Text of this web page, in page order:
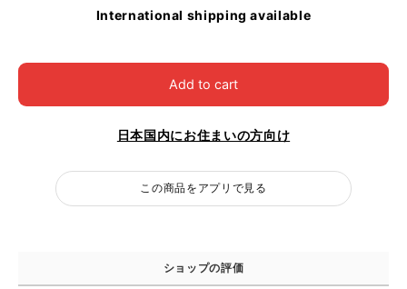
International shipping available
Add to cart
日本国内にお住まいの方向け
この商品をアプリで見る
ショップの評価